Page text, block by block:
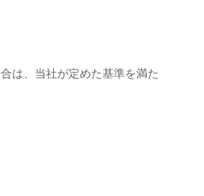
は、当社が定めた基準を満た